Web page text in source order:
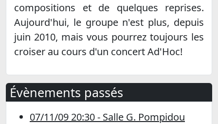
compositions et de quelques reprises.
Aujourd'hui, le groupe n'est plus, depuis
juin 2010, mais vous pourrez toujours les
croiser au cours d'un concert Ad'Hoc!
Évènements passés
07/11/09 20:30 - Salle G. Pompidou